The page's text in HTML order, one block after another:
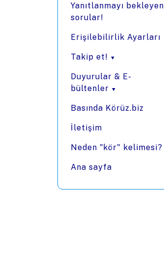
Yanıtlanmayı bekleyen
sorular!
Erişilebilirlik Ayarları
Takip et!
Duyurular & E-
bültenler
Basında Körüz.biz
İletişim
Neden "kör" kelimesi?
Ana sayfa